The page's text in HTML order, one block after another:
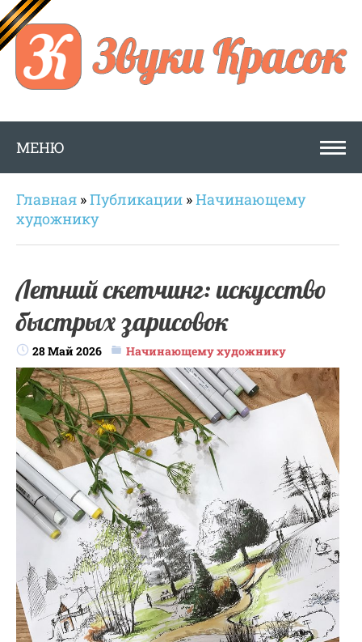
МЕНЮ
Главная »Публикации »Начинающему
художнику
Летний скетчинг: искусство
быстрых зарисовок
28 Май 2026 Начинающему художнику